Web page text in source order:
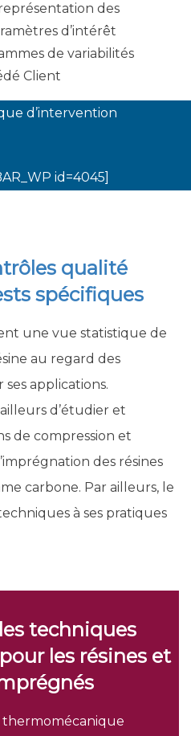
des
d’intérêt
de variabilités
Client
d’intervention
id=4045]
qualité
spécifiques
une vue statistique de
au regard des
applications.
d’étudier et
de compression et
des résines
carbone. Par ailleurs, le
à ses pratiques
techniques
les résines et